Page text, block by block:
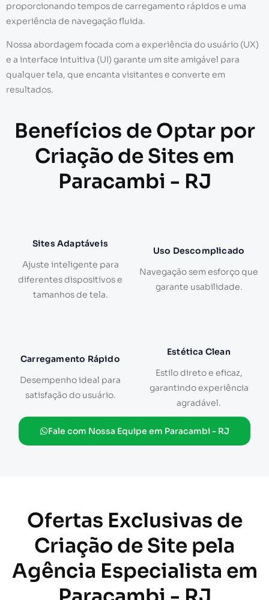
proporcionando tempos de carregamento rápidos e uma
experiência de navegação fluida.
Nossa abordagem focada com a experiência do usuário (UX)
e a interface intuitiva (UI) garante um site amigável para
qualquer tela, que encanta visitantes e converte em
resultados.
Benefícios de Optar por
Criação de Sites em
Paracambi - RJ
Sites Adaptáveis
Ajuste inteligente para
diferentes dispositivos e
tamanhos de tela.
Uso Descomplicado
Navegação sem esforço que
garante usabilidade.
Carregamento Rápido
Desempenho ideal para
satisfação do usuário.
Estética Clean
Estilo direto e eficaz,
garantindo experiência
agradável.
Fale com Nossa Equipe em Paracambi - RJ
Ofertas Exclusivas de
Criação de Site pela
Agência Especialista em